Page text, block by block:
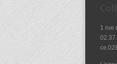
1 rue